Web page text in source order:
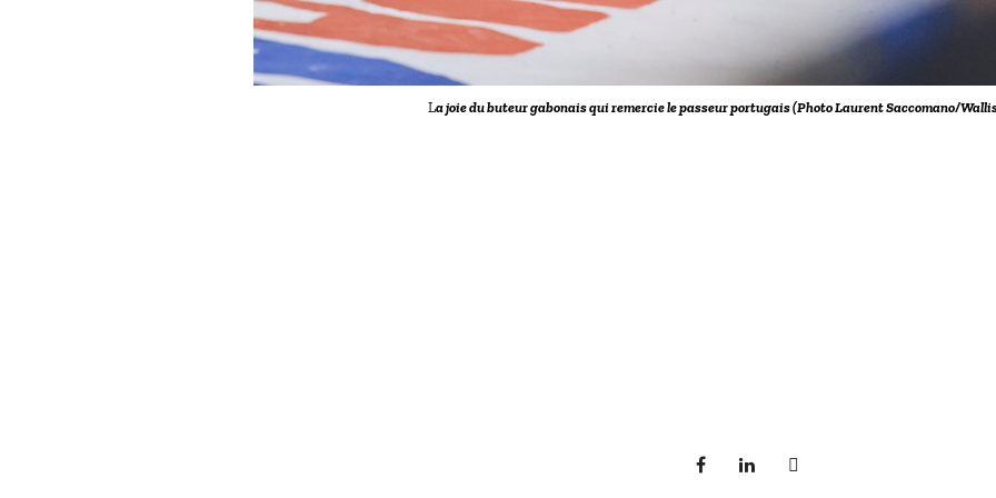
La joie du buteur gabonais qui remercie le passeur portugais (Photo Laurent Saccomano/